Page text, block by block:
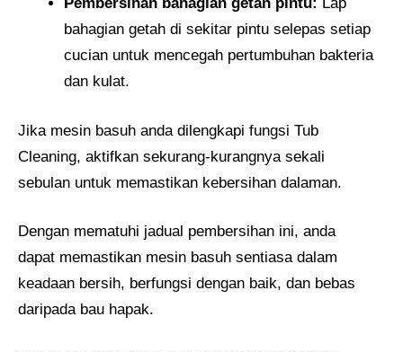
bahagian getah di sekitar pintu selepas setiap
cucian untuk mencegah pertumbuhan bakteria
dan kulat.
Jika mesin basuh anda dilengkapi fungsi Tub
Cleaning, aktifkan sekurang-kurangnya sekali
sebulan untuk memastikan kebersihan dalaman.
Dengan mematuhi jadual pembersihan ini, anda
dapat memastikan mesin basuh sentiasa dalam
keadaan bersih, berfungsi dengan baik, dan bebas
daripada bau hapak.